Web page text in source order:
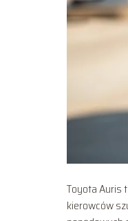
Toyota Auris
kierowców